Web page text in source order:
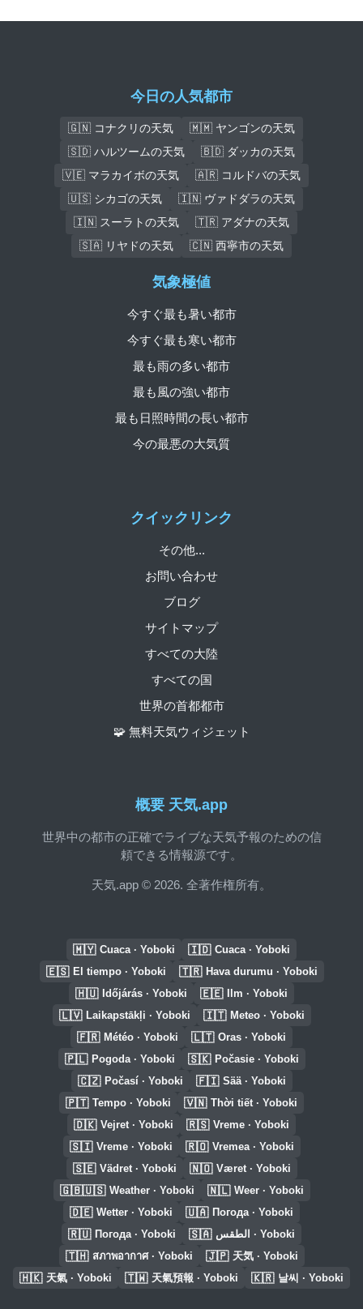
今日の人気都市
🇬🇳 コナクリの天気
🇲🇲 ヤンゴンの天気
🇸🇩 ハルツームの天気
🇧🇩 ダッカの天気
🇻🇪 マラカイボの天気
🇦🇷 コルドバの天気
🇺🇸 シカゴの天気
🇮🇳 ヴァドダラの天気
🇮🇳 スーラトの天気
🇹🇷 アダナの天気
🇸🇦 リヤドの天気
🇨🇳 西寧市の天気
概要 天気.app
世界中の都市の正確でライブな天気予報のための信
頼できる情報源です。
天気.app © 2026. 全著作権所有。
クイックリンク
その他...
お問い合わせ
ブログ
サイトマップ
すべての大陸
すべての国
世界の首都都市
🧩 無料天気ウィジェット
気象極値
今すぐ最も暑い都市
今すぐ最も寒い都市
最も雨の多い都市
最も風の強い都市
最も日照時間の長い都市
今の最悪の大気質
🇲🇾 Cuaca · Yoboki 🇮🇩 Cuaca · Yoboki
🇪🇸 El tiempo · Yoboki 🇹🇷 Hava durumu · Yoboki
🇭🇺 Időjárás · Yoboki 🇪🇪 Ilm · Yoboki
🇱🇻 Laikapstākļi · Yoboki 🇮🇹 Meteo · Yoboki
🇫🇷 Météo · Yoboki 🇱🇹 Oras · Yoboki
🇵🇱 Pogoda · Yoboki 🇸🇰 Počasie · Yoboki
🇨🇿 Počasí · Yoboki 🇫🇮 Sää · Yoboki
🇵🇹 Tempo · Yoboki 🇻🇳 Thời tiết · Yoboki
🇩🇰 Vejret · Yoboki 🇷🇸 Vreme · Yoboki
🇸🇮 Vreme · Yoboki 🇷🇴 Vremea · Yoboki
🇸🇪 Vädret · Yoboki 🇳🇴 Været · Yoboki
🇬🇧🇺🇸 Weather · Yoboki 🇳🇱 Weer · Yoboki
🇩🇪 Wetter · Yoboki 🇺🇦 Погода · Yoboki
🇷🇺 Погода · Yoboki 🇸🇦 الطقس · Yoboki
🇹🇭 สภาพอากาศ · Yoboki 🇯🇵 天気 · Yoboki
🇭🇰 天氣 · Yoboki 🇹🇼 天氣預報 · Yoboki 🇰🇷 날씨 · Yoboki